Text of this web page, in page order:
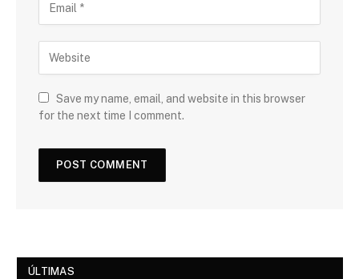
Save my name, email, and website in this browser
for the next time I comment.
ÚLTIMAS